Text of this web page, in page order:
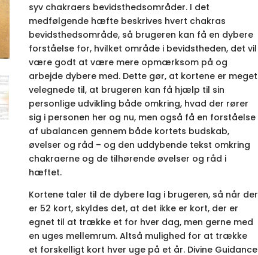
syv chakraers bevidsthedsområder. I det
medfølgende hæfte beskrives hvert chakras
bevidsthedsområde, så brugeren kan få en dybere
forståelse for, hvilket område i bevidstheden, det vil
være godt at være mere opmærksom på og
arbejde dybere med. Dette gør, at kortene er meget
velegnede til, at brugeren kan få hjælp til sin
personlige udvikling både omkring, hvad der rører
sig i personen her og nu, men også få en forståelse
af ubalancen gennem både kortets budskab,
øvelser og råd – og den uddybende tekst omkring
chakraerne og de tilhørende øvelser og råd i
hæftet.
Kortene taler til de dybere lag i brugeren, så når der
er 52 kort, skyldes det, at det ikke er kort, der er
egnet til at trække et for hver dag, men gerne med
en uges mellemrum. Altså mulighed for at trække
et forskelligt kort hver uge på et år. Divine Guidance